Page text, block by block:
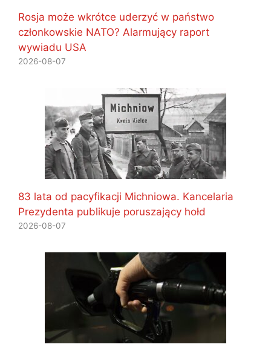
Rosja może wkrótce uderzyć w państwo
członkowskie NATO? Alarmujący raport
wywiadu USA
2026-08-07
83 lata od pacyfikacji Michniowa. Kancelaria
Prezydenta publikuje poruszający hołd
2026-08-07